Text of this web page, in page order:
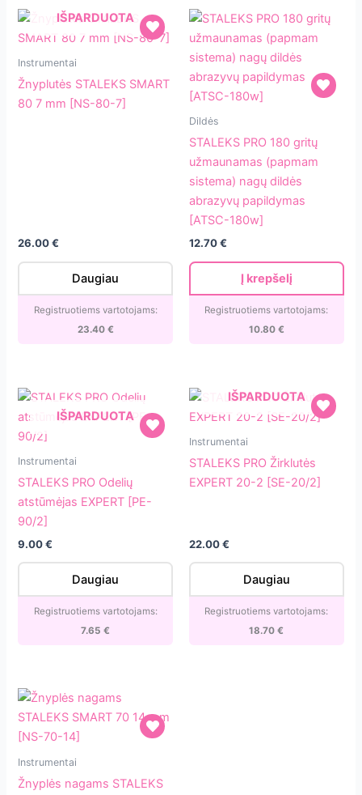
Žnyplutės
STALEKS
SMART
IŠPARDUOTA
Instrumentai
Žnyplutės STALEKS SMART
80 7 mm [NS-80-7]
26.00€
Daugiau
Registruotiems vartotojams:
23.40 €
STALEKS
užmaunamas
(papmam
nagų
dildės
papildymas
Dildės
STALEKS PRO 180 gritų
užmaunamas (papmam
sistema) nagų dildės
abrazyvų papildymas
[ATSC-180w]
12.70€
Į krepšelį
Registruotiems vartotojams:
10.80 €
STALEKS
atstūmėjas
[PE-
IŠPARDUOTA
Instrumentai
STALEKS PRO Odelių
atstūmėjas EXPERT [PE-
90/2]
9.00€
Daugiau
Registruotiems vartotojams:
7.65€
STALEKS
[SE-
IŠPARDUOTA
Instrumentai
STALEKS PRO Žirklutės
EXPERT 20-2 [SE-20/2]
22.00€
Daugiau
Registruotiems vartotojams:
18.70€
Žnyplės
nagams
Instrumentai
Žnyplės nagams STALEKS